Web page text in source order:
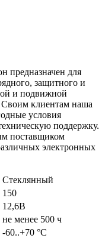
предназначен для
защитного и
и подвижной
Своим клиентам наша
условия
поддержку.
поставщиком
электронных
Стеклянный
150
12,6В
не менее 500 ч
-60..+70 °С